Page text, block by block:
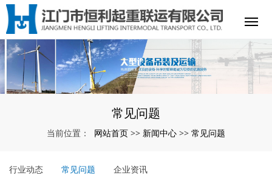
常见问题
当前位置： 网站首页 >> 新闻中心 >> 常见问题
行业动态 常见问题 企业资讯